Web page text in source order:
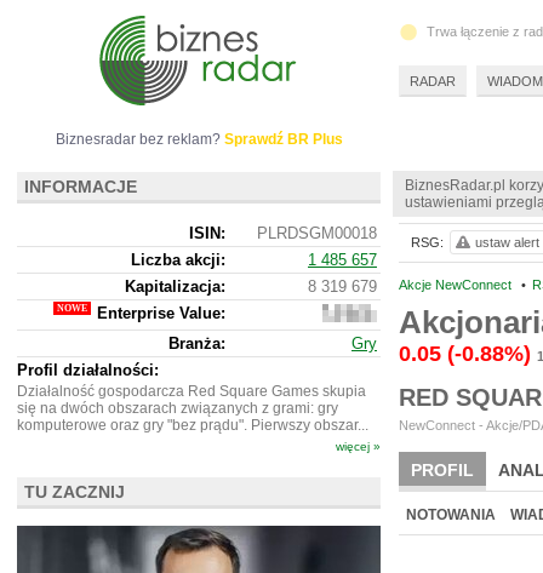
BiznesRadar.pl
ustawieniami
Akcje NewConnect •
0.05 (-0.88%)
RED
NewConnect - Akcje/
PROFIL
BR LAB
NOTOWANIA
RSG: ustaw alert
Biznesradar bez reklam? Sprawdź BR Plus
INFORMACJE
ISIN:
PLRDSGM00018
Liczba akcji:
1 485 657
Kapitalizacja:
8 319 679
Enterprise Value:
7
880
679
Branża:
Gry
Profil działalności:
Działalność gospodarcza Red Square Games skupia
się na dwóch obszarach związanych z grami: gry
komputerowe oraz gry "bez prądu". Pierwszy obszar...
więcej »
TU ZACZNIJ
Trwa łączenie z
RADAR